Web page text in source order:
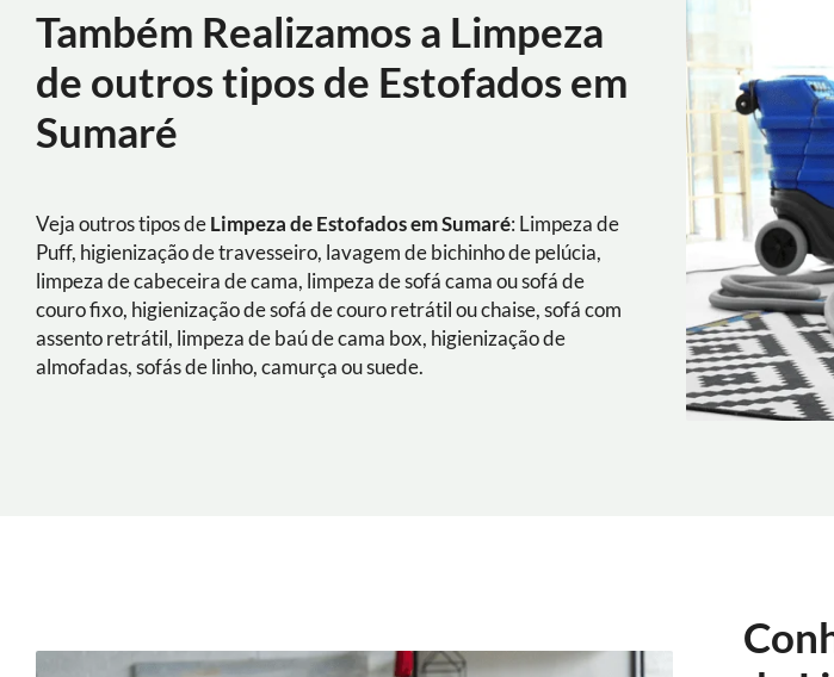
Também Realizamos a Limpeza
de outros tipos de Estofados em
Sumaré
Veja outros tipos de Limpeza de Estofados em Sumaré: Limpeza de
Puff, higienização de travesseiro, lavagem de bichinho de pelúcia,
limpeza de cabeceira de cama, limpeza de sofá cama ou sofá de
couro fixo, higienização de sofá de couro retrátil ou chaise, sofá com
assento retrátil, limpeza de baú de cama box, higienização de
almofadas, sofás de linho, camurça ou suede.